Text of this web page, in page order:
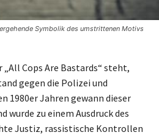
Symbolik des umstrittenen Motivs
„All Cops Are Bastards“ steht,
gegen die Polizei und
1980er Jahren gewann dieser
wurde zu einem Ausdruck des
Justiz, rassistische Kontrollen